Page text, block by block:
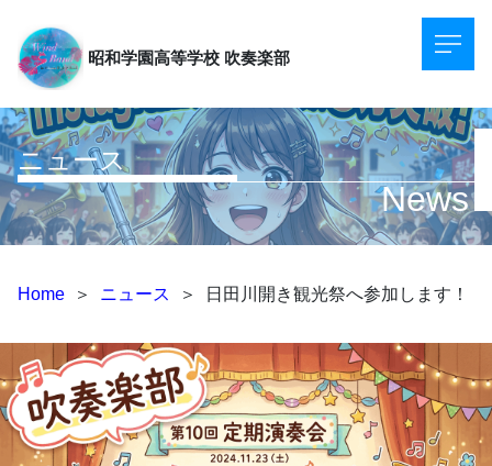
昭和学園高等学校 吹奏楽部
ニュース
News
Home ＞ ニュース ＞ 日田川開き観光祭へ参加します！